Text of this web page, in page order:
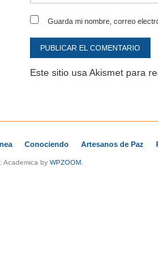
Guarda mi nombre, correo
Este sitio usa Akismet para
Conociendo Artesanos de Paz
Academica by WPZOOM.